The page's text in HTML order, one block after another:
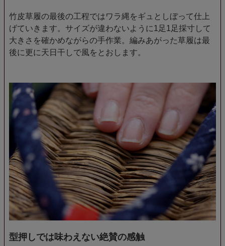
竹皮草履の最後の工程ではワラ縄をギュとしぼって仕上
げていきます。サイズが違わないように1足1足採寸して
大きさを確かめながらの手作業。編みあがった草履は最
後に更に天日干しで風をとおします。
型押しでは味わえない絶賛の感触